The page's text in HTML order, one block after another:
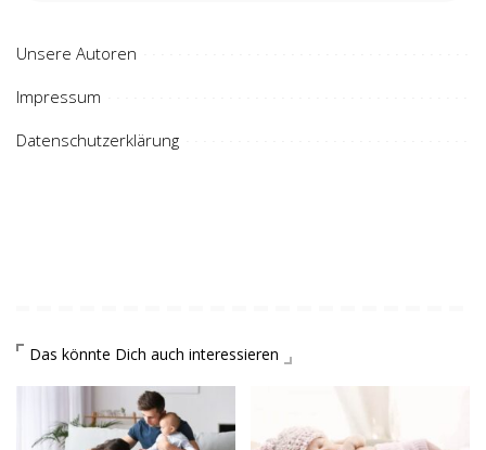
Unsere Autoren
Impressum
Datenschutzerklärung
Das könnte Dich auch interessieren